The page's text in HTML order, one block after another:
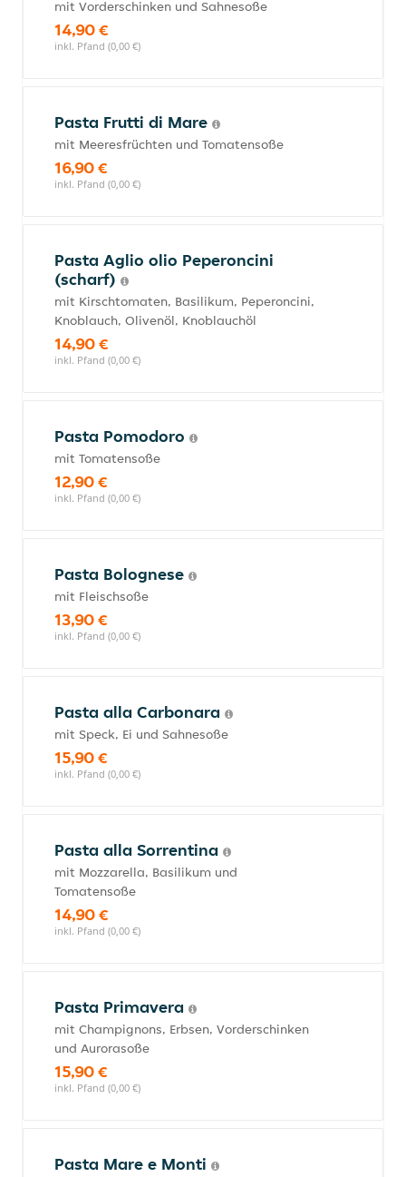
mit Vorderschinken und Sahnesoße
14,90 €
inkl. Pfand (0,00 €)
Pasta Frutti di Mare
mit Meeresfrüchten und Tomatensoße
16,90 €
inkl. Pfand (0,00 €)
Pasta Aglio olio Peperoncini
(scharf)
mit Kirschtomaten, Basilikum, Peperoncini,
Knoblauch, Olivenöl, Knoblauchöl
14,90 €
inkl. Pfand (0,00 €)
Pasta Pomodoro
mit Tomatensoße
12,90 €
inkl. Pfand (0,00 €)
Pasta Bolognese
mit Fleischsoße
13,90 €
inkl. Pfand (0,00 €)
Pasta alla Carbonara
mit Speck, Ei und Sahnesoße
15,90 €
inkl. Pfand (0,00 €)
Pasta alla Sorrentina
mit Mozzarella, Basilikum und
Tomatensoße
14,90 €
inkl. Pfand (0,00 €)
Pasta Primavera
mit Champignons, Erbsen, Vorderschinken
und Aurorasoße
15,90 €
inkl. Pfand (0,00 €)
Pasta Mare e Monti